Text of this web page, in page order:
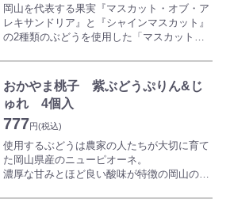
岡山を代表する果実『マスカット・オブ・ア
レキサンドリア』と『シャインマスカット』
の2種類のぶどうを使用した「マスカットじ
北アフリカを原産として明治初期に岡山県に
導入されたアレキサンドリア種と平成に入っ
てアレキサンドリアを親として交配育種され
たシャインマスカット種の2種類のぶどうピ
ューレを使用しています。
日本で明治より伝承されてきた高級ぶどうと
平成の世に新たに生みだされた高級ぶどうと
のハーモニー。
おかやま桃子 紫ぶどうぷりん&じ
ゅれ 4個入
777円(税込)
使用するぶどうは農家の人たちが大切に育て
た岡山県産のニューピオーネ。
濃厚な甘みとほど良い酸味が特徴の岡山の味
まろやかな口どけが特徴のぷりん、果汁感た